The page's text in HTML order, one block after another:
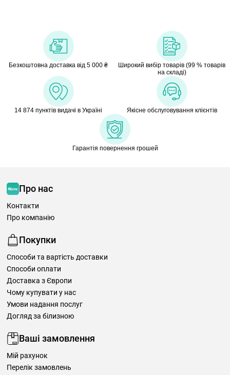
Безкоштовна доставка від 5 000 ₴
Широкий вибір товарів (99 % товарів
на складі)
14 874 пунктів видачі в Україні Якісне обслуговування клієнтів
Гарантія повернення грошей
Про нас
Контакти
Про компанію
Покупки
Способи та вартість доставки
Способи оплати
Доставка з Європи
Чому купувати у нас
Умови надання послуг
Догляд за білизною
Ваші замовлення
Мій рахунок
Перелік замовлень